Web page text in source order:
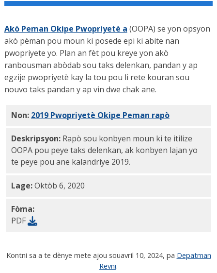
Akò Peman Okipe Pwopriyetè a (OOPA) se yon opsyon
akò pèman pou moun ki posede epi ki abite nan
pwopriyete yo. Plan an fèt pou kreye yon akò
ranbousman abòdab sou taks delenkan, pandan y ap
egzije pwopriyetè kay la tou pou li rete kouran sou
nouvo taks pandan y ap vin dwe chak ane.
Non: 2019 Pwopriyetè Okipe Peman rapòPDF
Deskripsyon: Rapò sou konbyen moun ki te itilize
OOPA pou peye taks delenkan, ak konbyen lajan yo
te peye pou ane kalandriye 2019.
Lage:Oktòb 6, 2020
Fòma:
PDF
Kontni sa a te dènye mete ajou souavril 10, 2024, pa Depatman
Revni.